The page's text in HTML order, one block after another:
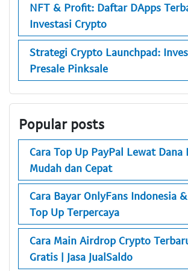
NFT & Profit: Daftar DApps
Investasi Crypto
Strategi Crypto Launchpad:
Presale Pinksale
Popular posts
Cara Top Up PayPal Lewat Dana
Mudah dan Cepat
Cara Bayar OnlyFans Indonesia &
Top Up Terpercaya
Cara Main Airdrop Crypto
Gratis | Jasa JualSaldo